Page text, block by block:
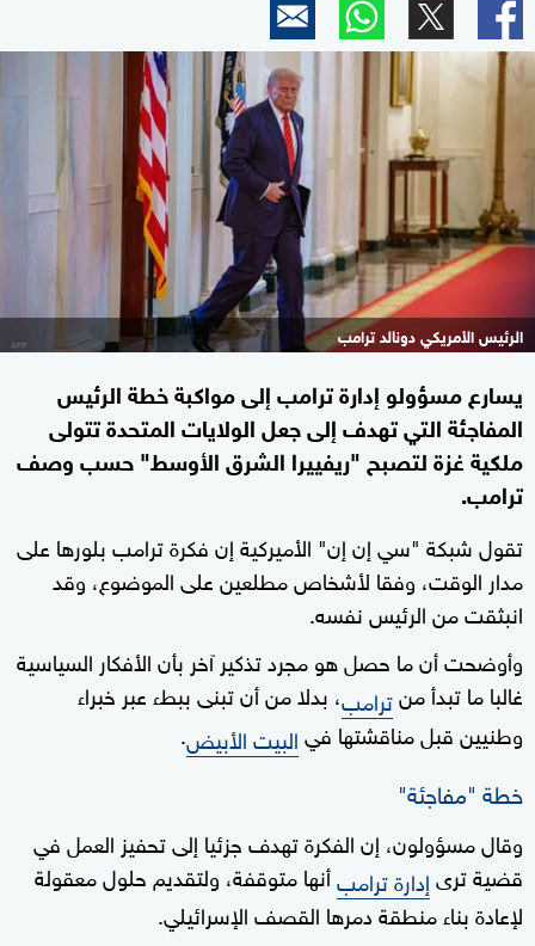
الرئيس الأمريكي دونالد ترامب
يسارع مسؤولو إدارة ترامب إلى مواكبة خطة الرئيس
المفاجئة التي تهدف إلى جعل الولايات المتحدة تتولى
ملكية غزة لتصبح "ريفييرا الشرق الأوسط" حسب وصف
ترامب.
تقول شبكة "سي إن إن" الأميركية إن فكرة ترامب بلورها على
مدار الوقت، وفقا لأشخاص مطلعين على الموضوع، وقد
انبثقت من الرئيس نفسه.
وأوضحت أن ما حصل هو مجرد تذكير آخر بأن الأفكار السياسية
غالبا ما تبدأ منترامب، بدلا من أن تبنى ببطء عبر خبراء
وطنيين قبل مناقشتها فيالبيت الأبيض.
خطة "مفاجئة"
وقال مسؤولون، إن الفكرة تهدف جزئيا إلى تحفيز العمل في
قضية ترىإدارة ترامبأنها متوقفة، ولتقديم حلول معقولة
لإعادة بناء منطقة دمرها القصف الإسرائيلي.